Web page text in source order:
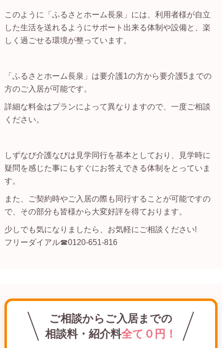
このように「ふるさとホーム長泉」には、利用者様が自立
した生活を送れるようにサポート出来る体制や設備と、楽
しく過ごせる環境が整っています。
「ふるさとホーム長泉」は要介護1の方から要介護5までの
方のご入居が可能です。
詳細な料金はプランによって異なりますので、一度ご相談
ください。
しずなび介護なびは見学同行を基本としており、見学時に
疑問を感じた事にもすぐにお答えできる体制をとっていま
す。
また、ご契約時やご入居の際も同行することが可能ですの
で、その部分も皆様から大変好評を得ております。
少しでも気になりましたら、お気軽にご相談ください!
フリーダイアル☎0120-651-816
ご相談からご入居までの
相談料・紹介料全て０円！